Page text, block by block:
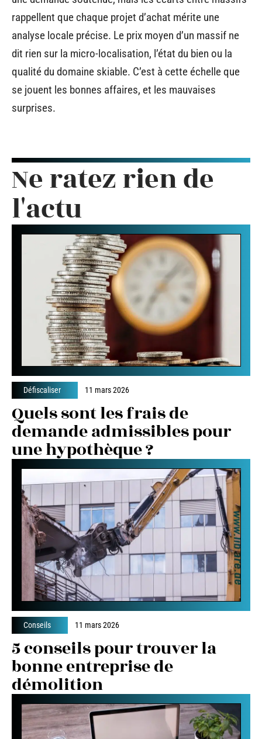
rappellent que chaque projet d’achat mérite une
analyse locale précise. Le prix moyen d’un massif ne
dit rien sur la micro-localisation, l’état du bien ou la
qualité du domaine skiable. C’est à cette échelle que
se jouent les bonnes affaires, et les mauvaises
surprises.
Ne ratez rien de
l'actu
Défiscaliser 11 mars 2026
Quels sont les frais de
demande admissibles pour
une hypothèque ?
Conseils 11 mars 2026
5 conseils pour trouver la
bonne entreprise de
démolition